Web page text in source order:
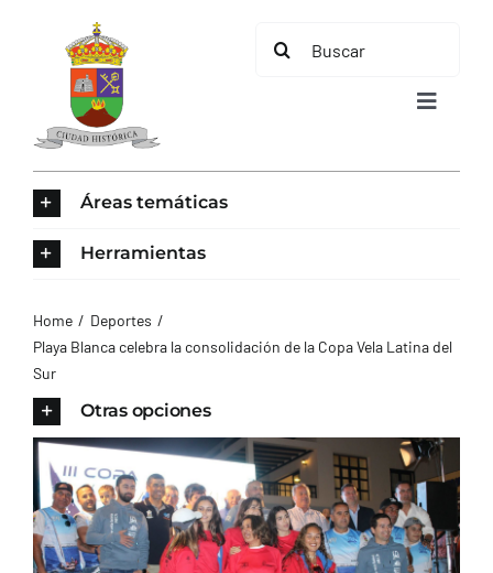
contenido
Buscar:
Toggle
AYUNTAMIENTO
TURISMO
CONTACTO
Áreas temáticas
Herramientas
Home
Deportes
Playa Blanca celebra la consolidación de la Copa Vela Latina del
Sur
Otras opciones